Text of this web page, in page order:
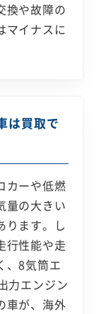
換や故障の
マイナスに
は買取で
カーや低燃
量の大きい
ります。し
行性能や走
、8気筒エ
力エンジン
車が、海外